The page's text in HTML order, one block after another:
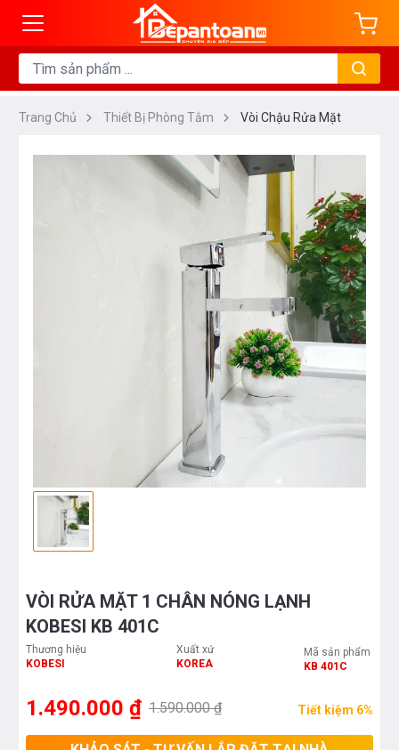
Trang Chủ Thiết Bị Phòng Tắm Vòi Chậu Rửa Mặt
VÒI RỬA MẶT 1 CHÂN NÓNG LẠNH
KOBESI KB 401C
Thương hiệu
KOBESI
Xuất xứ
KOREA
Mã sản phẩm
KB 401C
1.490.000 ₫ 1.590.000 ₫ Tiết kiệm 6%